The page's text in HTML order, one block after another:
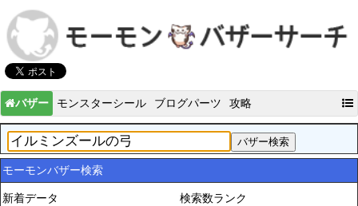
バザー モンスターシール ブログパーツ 攻略
モーモンバザー検索
新着データ
検索数ランク